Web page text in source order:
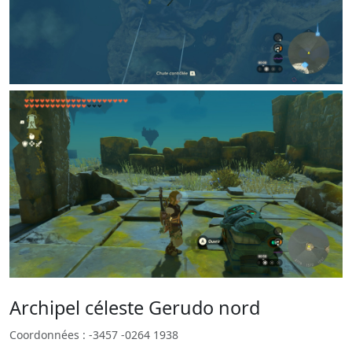
Archipel céleste Gerudo nord
Coordonnées : -3457 -0264 1938